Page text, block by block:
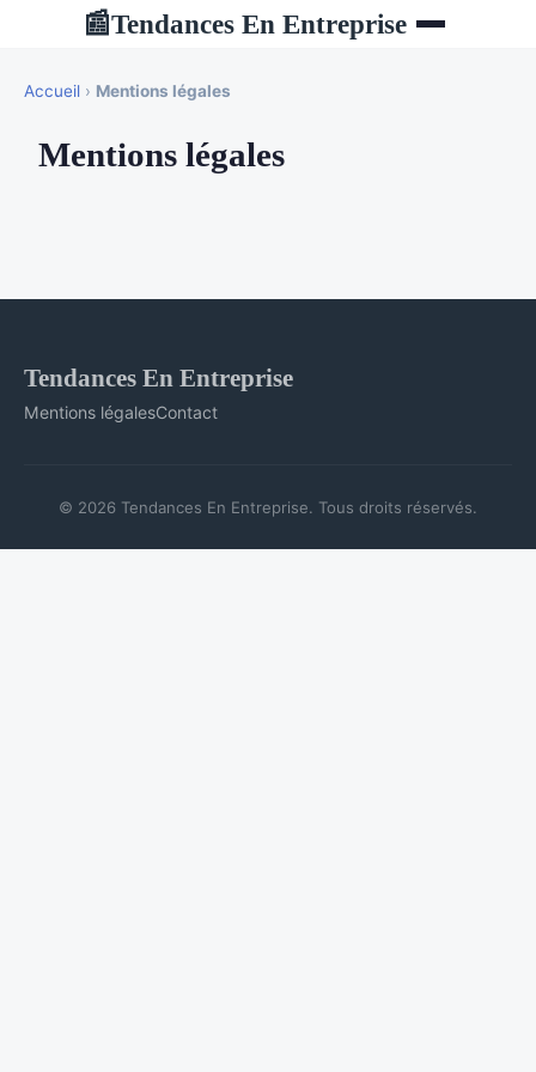
📰Tendances En Entreprise
Accueil › Mentions légales
Mentions légales
Tendances En Entreprise
Mentions légalesContact
© 2026 Tendances En Entreprise. Tous droits réservés.